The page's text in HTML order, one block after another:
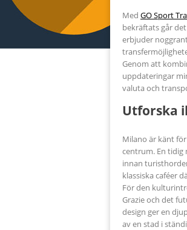
Med GO Sport
bekräftats går
erbjuder
Genom att
uppdateringar
valuta och
Utforska
Milano är känt
centrum. En tidig
innan
klassiska caféer
För den
Grazie och det
design ger en
av en stad i